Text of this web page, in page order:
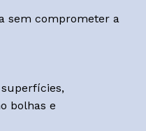
sem comprometer a
bolhas e